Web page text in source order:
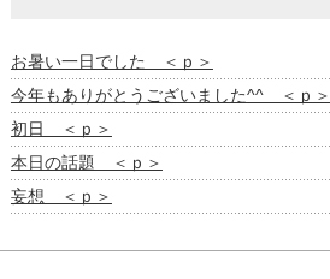
お暑い一日でした ＜ｐ＞
今年もありがとうございました^^ ＜ｐ＞
初日 ＜ｐ＞
本日の話題 ＜ｐ＞
妄想 ＜ｐ＞